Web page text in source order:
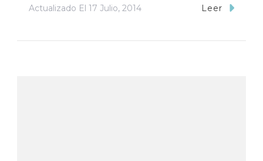
Actualizado El 17 Julio, 2014 Leer